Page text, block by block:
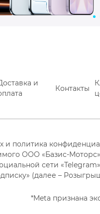
и
Контакты
и политика
ООО «Базис-Моторс»
сети «Telegram»
(далее –
*Meta признана